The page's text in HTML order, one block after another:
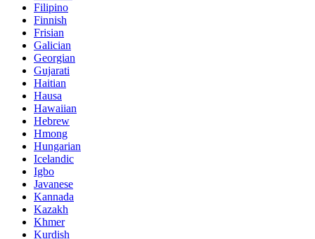
Filipino
Finnish
Frisian
Galician
Georgian
Gujarati
Haitian
Hausa
Hawaiian
Hebrew
Hmong
Hungarian
Icelandic
Igbo
Javanese
Kannada
Kazakh
Khmer
Kurdish